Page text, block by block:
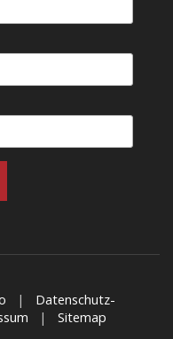
| Datenschutz-
| Sitemap